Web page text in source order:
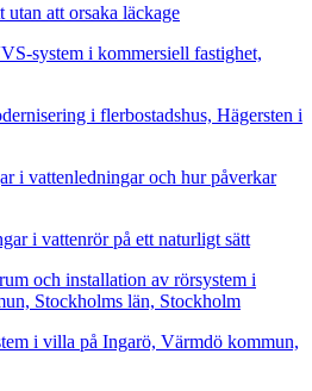
utan att orsaka läckage
system i kommersiell fastighet,
i flerbostadshus, Hägersten i
i vattenledningar och hur påverkar
i vattenrör på ett naturligt sätt
och installation av rörsystem i
Stockholms län, Stockholm
i villa på Ingarö, Värmdö kommun,